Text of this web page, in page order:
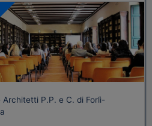
Architetti P.P. e C. di Forlì-